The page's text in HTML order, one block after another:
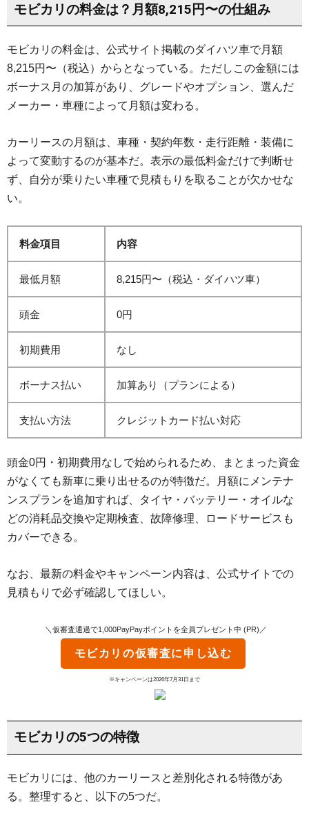
モビカリの料金は？月額8,215円〜の仕組み
モビカリの料金は、公式サイト掲載のダイハツ車で月額
8,215円〜（税込）からとなっている。ただしこの金額には
ボーナス月の加算があり、グレードやオプション、選んだ
メーカー・車種によって月額は変わる。
カーリースの月額は、車種・契約年数・走行距離・装備に
よって変動するのが基本だ。表示の最低料金だけで判断せ
ず、自分が乗りたい車種で見積もりを取ることが欠かせな
い。
料金項目 内容
最低月額 8,215円〜（税込・ダイハツ車）
頭金 0円
初期費用 なし
ボーナス払い 加算あり（プランによる）
支払い方法 クレジットカード払い対応
頭金0円・初期費用なしで始められるため、まとまった資金
がなくても新車に乗り出せるのが特徴だ。月額にメンテナ
ンスプランを追加すれば、タイヤ・バッテリー・オイルな
どの消耗品交換や定期検査、故障修理、ロードサービスも
カバーできる。
なお、最新の料金やキャンペーン内容は、公式サイトでの
見積もりで必ず確認してほしい。
＼仮審査通過で1,000PayPayポイントを全員プレゼント中 (PR)／
モビカリ の仮審査に申し込む
※キャンペーンは2026年7月31日まで
モビカリの5つの特徴
モビカリには、他のカーリースと差別化される特徴があ
る。整理すると、以下の5つだ。